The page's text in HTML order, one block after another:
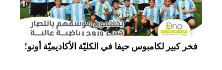
فخر كبير لكامبوس حيفا في الكليّة الأكاديميّة أونو!